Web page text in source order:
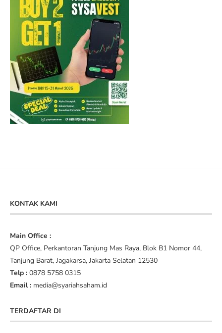
KONTAK KAMI
Main Office :
QP Office, Perkantoran Tanjung Mas Raya, Blok B1 Nomor 44,
Tanjung Barat, Jagakarsa, Jakarta Selatan 12530
Telp : 0878 5758 0315
Email : media@syariahsaham.id
TERDAFTAR DI